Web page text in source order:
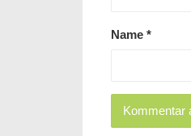
Name *